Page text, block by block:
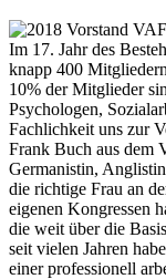
Im 17. Jahr des
knapp 400
10% der Mitglieder
Psychologen,
Fachlichkeit uns zur
Frank Buch aus dem
Germanistin,
die richtige Frau an
eigenen Kongressen
die weit über die
seit vielen Jahren
einer professionell